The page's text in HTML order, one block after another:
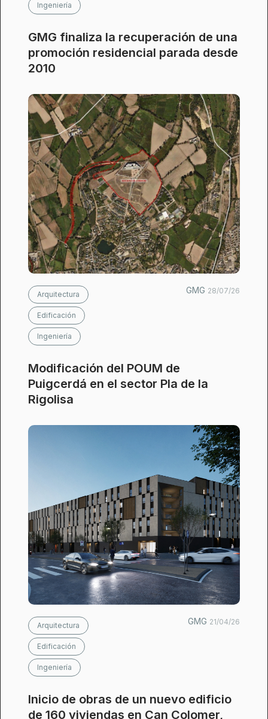
Ingeniería
GMG finaliza la recuperación de una
promoción residencial parada desde
2010
Arquitectura
Edificación
Ingeniería
GMG 28/07/26
Modificación del POUM de
Puigcerdá en el sector Pla de la
Rigolisa
Arquitectura
Edificación
Ingeniería
GMG 21/04/26
Inicio de obras de un nuevo edificio
de 160 viviendas en Can Colomer,